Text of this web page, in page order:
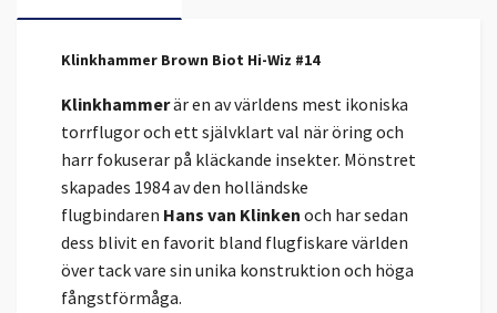
Klinkhammer Brown Biot Hi-Wiz #14
Klinkhammerär en av världens mest ikoniska
torrflugor och ett självklart val när öring och
harr fokuserar på kläckande insekter. Mönstret
skapades 1984 av den holländske
flugbindaren Hans van Klinken och har sedan
dess blivit en favorit bland flugfiskare världen
över tack vare sin unika konstruktion och höga
fångstförmåga.